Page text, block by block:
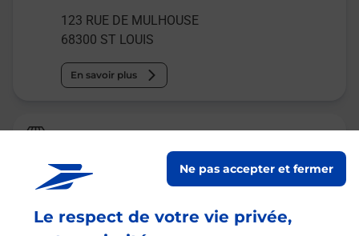
Le respect de votre vie privée,
Ne pas accepter et fermer
123 RUE DE MULHOUSE
68300 ST LOUIS
En savoir plus
Relais Pickup
E LECLERC OCCASION ST LOUIS
1 RUE DE SEVILLE